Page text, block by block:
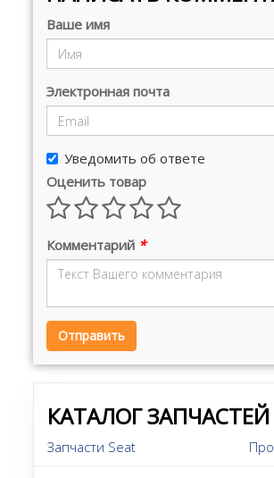
Ваше имя
Электронная почта
Уведомить об ответе
Оценить товар
Комментарий *
Отправить
КАТАЛОГ
Запчасти Seat